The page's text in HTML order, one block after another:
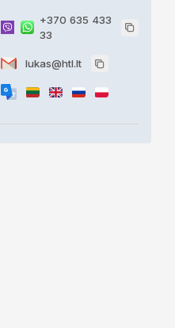
+370 635 433
33
lukas@htl.lt